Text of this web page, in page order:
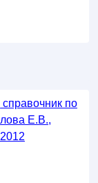
по
Е.В.,